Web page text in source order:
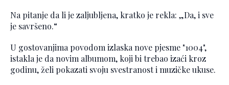
Na pitanje da li je zaljubljena, kratko je rekla: „Da, i sve
je savršeno.“
U gostovanjima povodom izlaska nove pjesme "1004",
istakla je da novim albumom, koji bi trebao izaći kroz
godinu, želi pokazati svoju svestranost i muzičke ukuse.